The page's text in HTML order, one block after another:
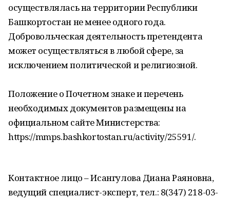
осуществлялась на территории Республики
Башкортостан не менее одного года.
Добровольческая деятельность претендента
может осуществляться в любой сфере, за
исключением политической и религиозной.
Положение о Почетном знаке и перечень
необходимых документов размещены на
официальном сайте Министерства:
https://mmps.bashkortostan.ru/activity/25591/.
Контактное лицо – Исангулова Диана Раяновна,
ведущий специалист-эксперт, тел.: 8(347) 218-03-